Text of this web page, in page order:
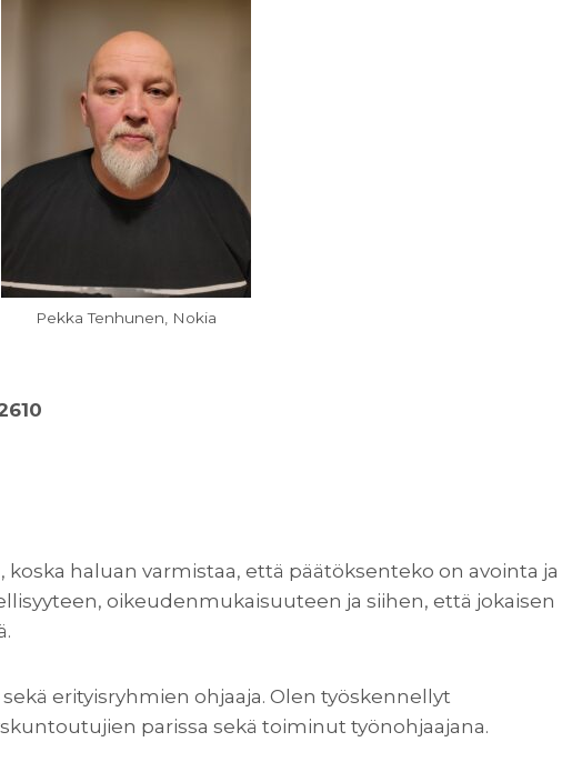
Pekka Tenhunen, Nokia
haluan varmistaa, että päätöksenteko on avointa ja
oikeudenmukaisuuteen ja siihen, että jokaisen
erityisryhmien ohjaaja. Olen työskennellyt
parissa sekä toiminut työnohjaajana.